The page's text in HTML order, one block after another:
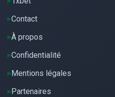
Contact
À propos
Confidentialité
Mentions légales
Partenaires